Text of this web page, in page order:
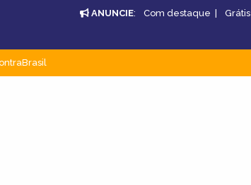
ANUNCIE: Com destaque | Grátis